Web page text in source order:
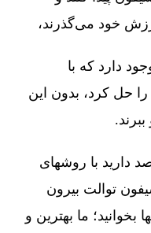
خود می‌گذرند،
دارد که با
حل کرد، بدون این
دارید با روشهای
توالت بیرون
بخوانید؛ ما بهترین و